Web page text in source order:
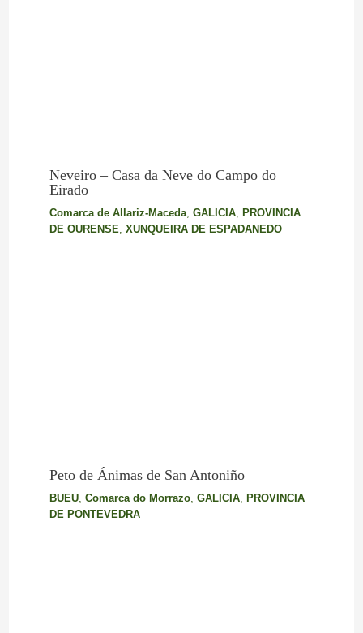
Neveiro – Casa da Neve do Campo do
Eirado
Comarca de Allariz-Maceda, GALICIA, PROVINCIA
DE OURENSE XUNQUEIRA DE ESPADANEDO
Peto de Ánimas de San Antoniño
BUEU, Comarca do Morrazo, GALICIA, PROVINCIA
DE PONTEVEDRA